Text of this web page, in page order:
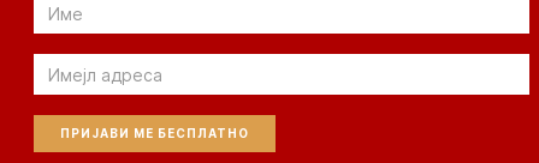
Email
Email